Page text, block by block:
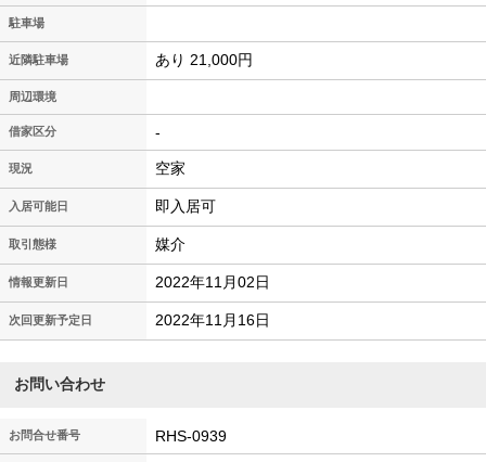
駐車場
近隣駐車場 あり 21,000円
周辺環境
借家区分 -
現況 空家
入居可能日 即入居可
取引態様 媒介
情報更新日 2022年11月02日
次回更新予定日 2022年11月16日
お問い合わせ
お問合せ番号 RHS-0939